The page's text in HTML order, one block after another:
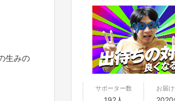
生みの
サポーター数 お届